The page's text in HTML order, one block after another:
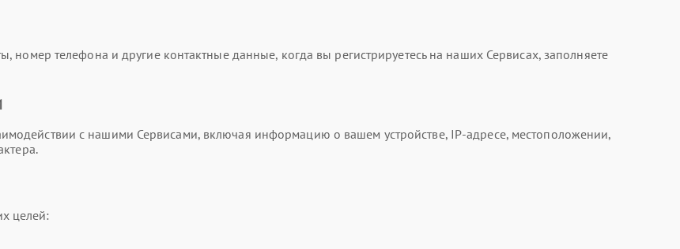
телефона и другие контактные данные, когда вы регистрируетесь на наших Сервисах, заполняете
с нашими Сервисами, включая информацию о вашем устройстве, IP-адресе, местоположении,
целей: